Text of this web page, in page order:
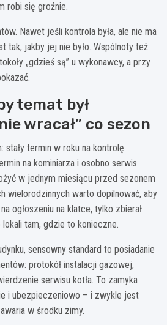
robi się groźnie.
Nawet jeśli kontrola była, ale nie ma
tak, jakby jej nie było. Wspólnoty też
„gdzieś są” u wykonawcy, a przy
temat był
wracał” co sezon
stały termin w roku na kontrolę
na kominiarza i osobno serwis
w jednym miesiącu przed sezonem
wielorodzinnych warto dopilnować, aby
ogłoszeniu na klatce, tylko zbierał
tam, gdzie to konieczne.
sensowny standard to posiadanie
protokół instalacji gazowej,
serwisu kotła. To zamyka
i ubezpieczeniowo – i zwykle jest
w środku zimy.